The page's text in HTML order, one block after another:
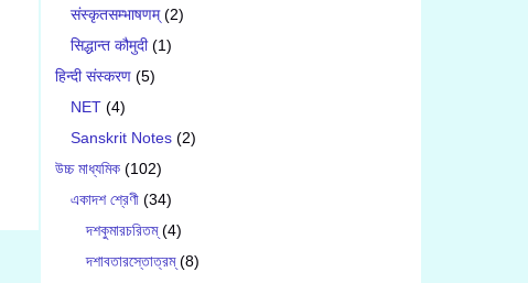
संस्कृतसम्भाषणम्(2)
सिद्धान्त कौमुदी(1)
हिन्दी संस्करण (5)
NET (4)
Sanskrit Notes (2)
উচ্চ মাধ্যমিক (102)
একাদশ শ্রেণী (34)
দশকুমারচরিতম্(4)
দশাবতারস্তোত্রম্(8)